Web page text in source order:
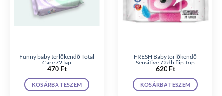
Funny baby törlőkendő Total
Care 72 lap
470 Ft
KOSÁRBA TESZEM
FRESH Baby törlőkendő
Sensitive 72 db flip-top
620 Ft
KOSÁRBA TESZEM